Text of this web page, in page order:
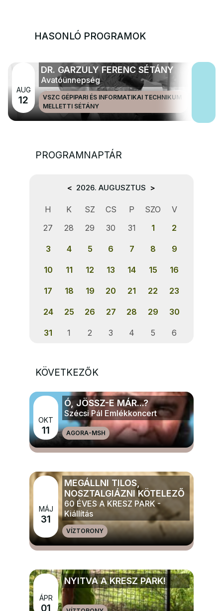
HASONLÓ PROGRAMOK
AUG
12
DR. GARZULY FERENC SÉTÁNY
Avatóünnepség
VSZC GÉPIPARI ÉS INFORMATIKAI TECHNIKUM
MELLETTI SÉTÁNY
PROGRAMNAPTÁR
< 2026. AUGUSZTUS >
H K SZ CS P SZO
V
27
28 29 30 31 1 2
3 4 5 6 7 8 9
10 11 12 13 14 15 16
17 18 19 20 21 22 23
24 25 26 27 28 29 30
31 1 2 3 4 5 6
KÖVETKEZŐK
OKT
11
Ó, JÖSSZ-E MÁR...?
Szécsi Pál Emlékkoncert
AGORA-MSHMÉG TÖBB ZENE
MÁJ
31
MEGÁLLNI TILOS,
NOSZTALGIÁZNI KÖTELEZŐ
60 ÉVES A KRESZ PARK -
Kiállítás
VÍZTORONY
MÉG TÖBB ELŐADÁS, TÁNC, KIÁLLÍTÁS
ÁPR
01
NYITVA A KRESZ PARK!
MÉG TÖBB GYERMEK, IFJÚSÁGI ÉS CSALÁDI